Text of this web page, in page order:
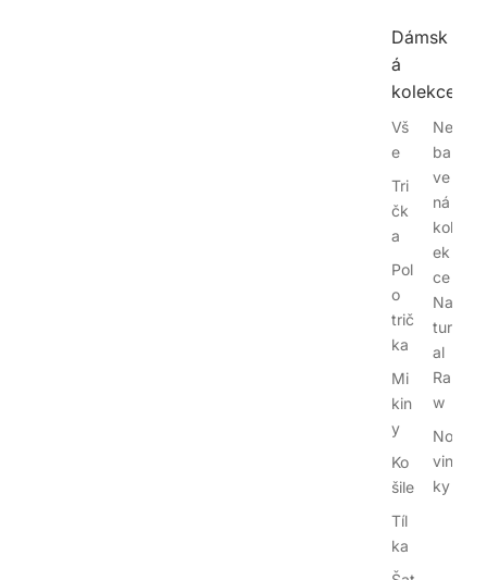
Dámsk
á
kolekce
Vš
e
Tri
čk
a
Pol
o
trič
ka
Mi
kin
y
Ko
šile
Tíl
ka
Ne
bar
ve
ná
kol
ek
ce
Na
tur
al
Ra
w
No
vin
ky